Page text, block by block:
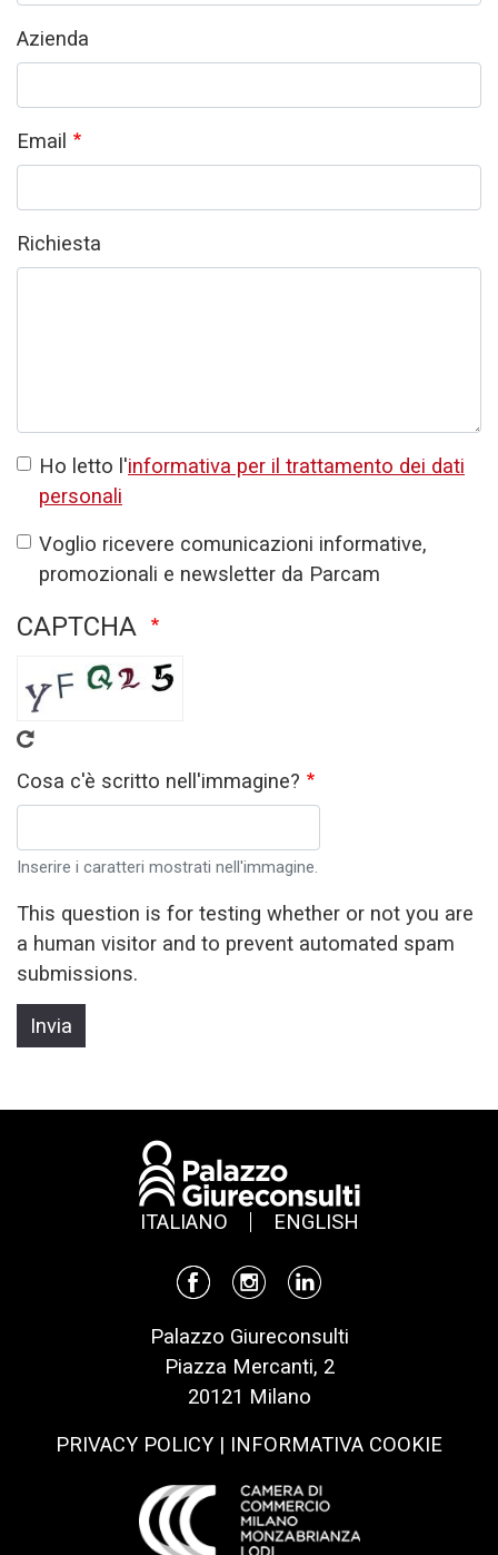
Azienda
Email
Richiesta
Ho letto l'informativa per il trattamento dei dati
personali
Voglio ricevere comunicazioni informative,
promozionali e newsletter da Parcam
CAPTCHA
Cosa c'è scritto nell'immagine?
Inserire i caratteri mostrati nell'immagine.
This question is for testing whether or not you are
a human visitor and to prevent automated spam
submissions.
ITALIANO ENGLISH
Palazzo Giureconsulti
Piazza Mercanti, 2
20121 Milano
PRIVACY POLICY | INFORMATIVA COOKIE